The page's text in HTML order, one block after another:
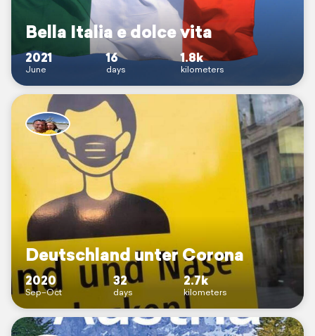
Bella Italia e dolce vita
2021
June
16
days
1.8k
kilometers
Deutschland unter Corona
2020
Sep–Oct
32
days
2.7k
kilometers